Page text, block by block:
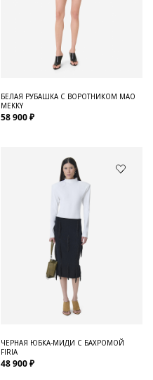
БЕЛАЯ РУБАШКА С ВОРОТНИКОМ МАО
MEKKY
58 900 ₽
ЧЕРНАЯ ЮБКА-МИДИ С БАХРОМОЙ
FIRIA
48 900 ₽